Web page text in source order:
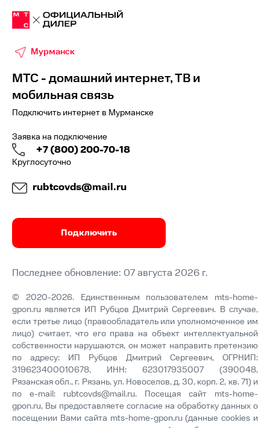
Мурманск
МТС - домашний интернет, ТВ и
мобильная связь
Подключить интернет в Мурманске
Заявка на подключение
+7 (800) 200-70-18
Круглосуточно
rubtcovds@mail.ru
Подключить
Последнее обновление: 07 августа 2026 г.
© 2020-2026. Единственным пользователем mts-home-
gpon.ru является ИП Рубцов Дмитрий Сергеевич. В случае,
если третье лицо (правообладатель или уполномоченное им
лицо) считает, что его права на объект интеллектуальной
собственности нарушаются, он может направить претензию
по адресу: ИП Рубцов Дмитрий Сергеевич, ОГРНИП:
319623400010678, ИНН: 623017935007 (390048,
Рязанская обл., г. Рязань, ул. Новоселов, д. 30, корп. 2, кв. 71) и
по e-mail: rubtcovds@mail.ru. Посещая сайт mts-home-
gpon.ru, Вы предоставляете согласие на обработку данных о
посещении Вами сайта mts-home-gpon.ru (данные cookies и